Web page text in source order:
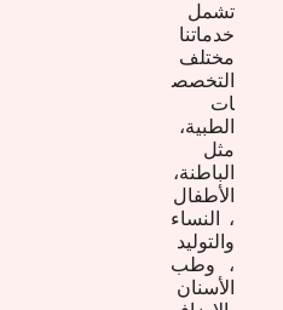
تشمل
خدماتنا
مختلف
التخصص
ات
الطبية،
مثل
الباطنة،
الأطفال
، النساء
والتوليد
، وطب
الأسنان